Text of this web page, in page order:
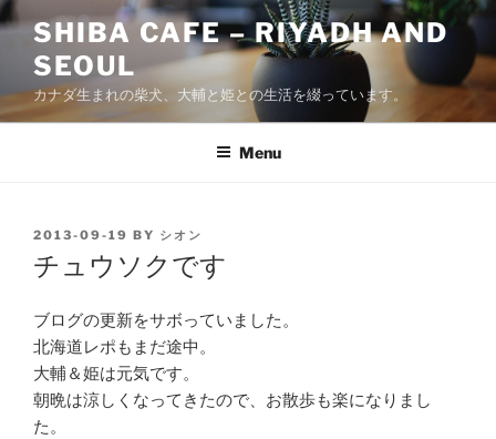
Skip
content
SHIBA CAFE – RIYADH AND
SEOUL
カナダ生まれの柴犬、大輔と姫との生活を綴っています。
Menu
POSTED
ON
2013-09-19 BY シオン
チュウソクです
ブログの更新をサボっていました。
北海道レポもまだ途中。
大輔＆姫は元気です。
朝晩は涼しくなってきたので、お散歩も楽になりまし
た。